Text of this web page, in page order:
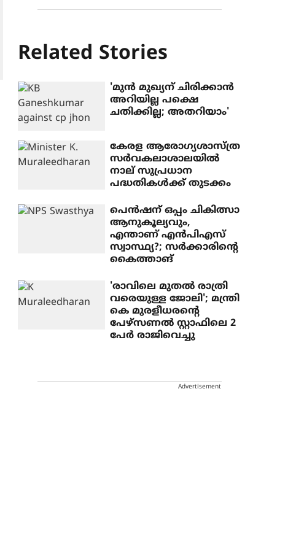
Related Stories
'മുന്‍ മുഖ്യന് ചിരിക്കാന്‍
അറിയില്ല പക്ഷെ
ചതിക്കില്ല; അതറിയാം'
കേരള ആരോഗ്യശാസ്ത്ര
സര്‍വകലാശാലയില്‍
നാല് സുപ്രധാന
പദ്ധതികള്‍ക്ക് തുടക്കം
പെന്‍ഷന് ഒപ്പം ചികിത്സാ
ആനുകൂല്യവും,
എന്താണ് എന്‍പിഎസ്
സ്വാസ്ഥ്യ?; സര്‍ക്കാരിന്റെ
കൈത്താങ്
'രാവിലെ മുതല്‍ രാത്രി
വരെയുള്ള ജോലി'; മന്ത്രി
കെ മുരളീധരന്റെ
പേഴ്‌സണല്‍ സ്റ്റാഫിലെ 2
പേര്‍ രാജിവെച്ചു
Advertisement